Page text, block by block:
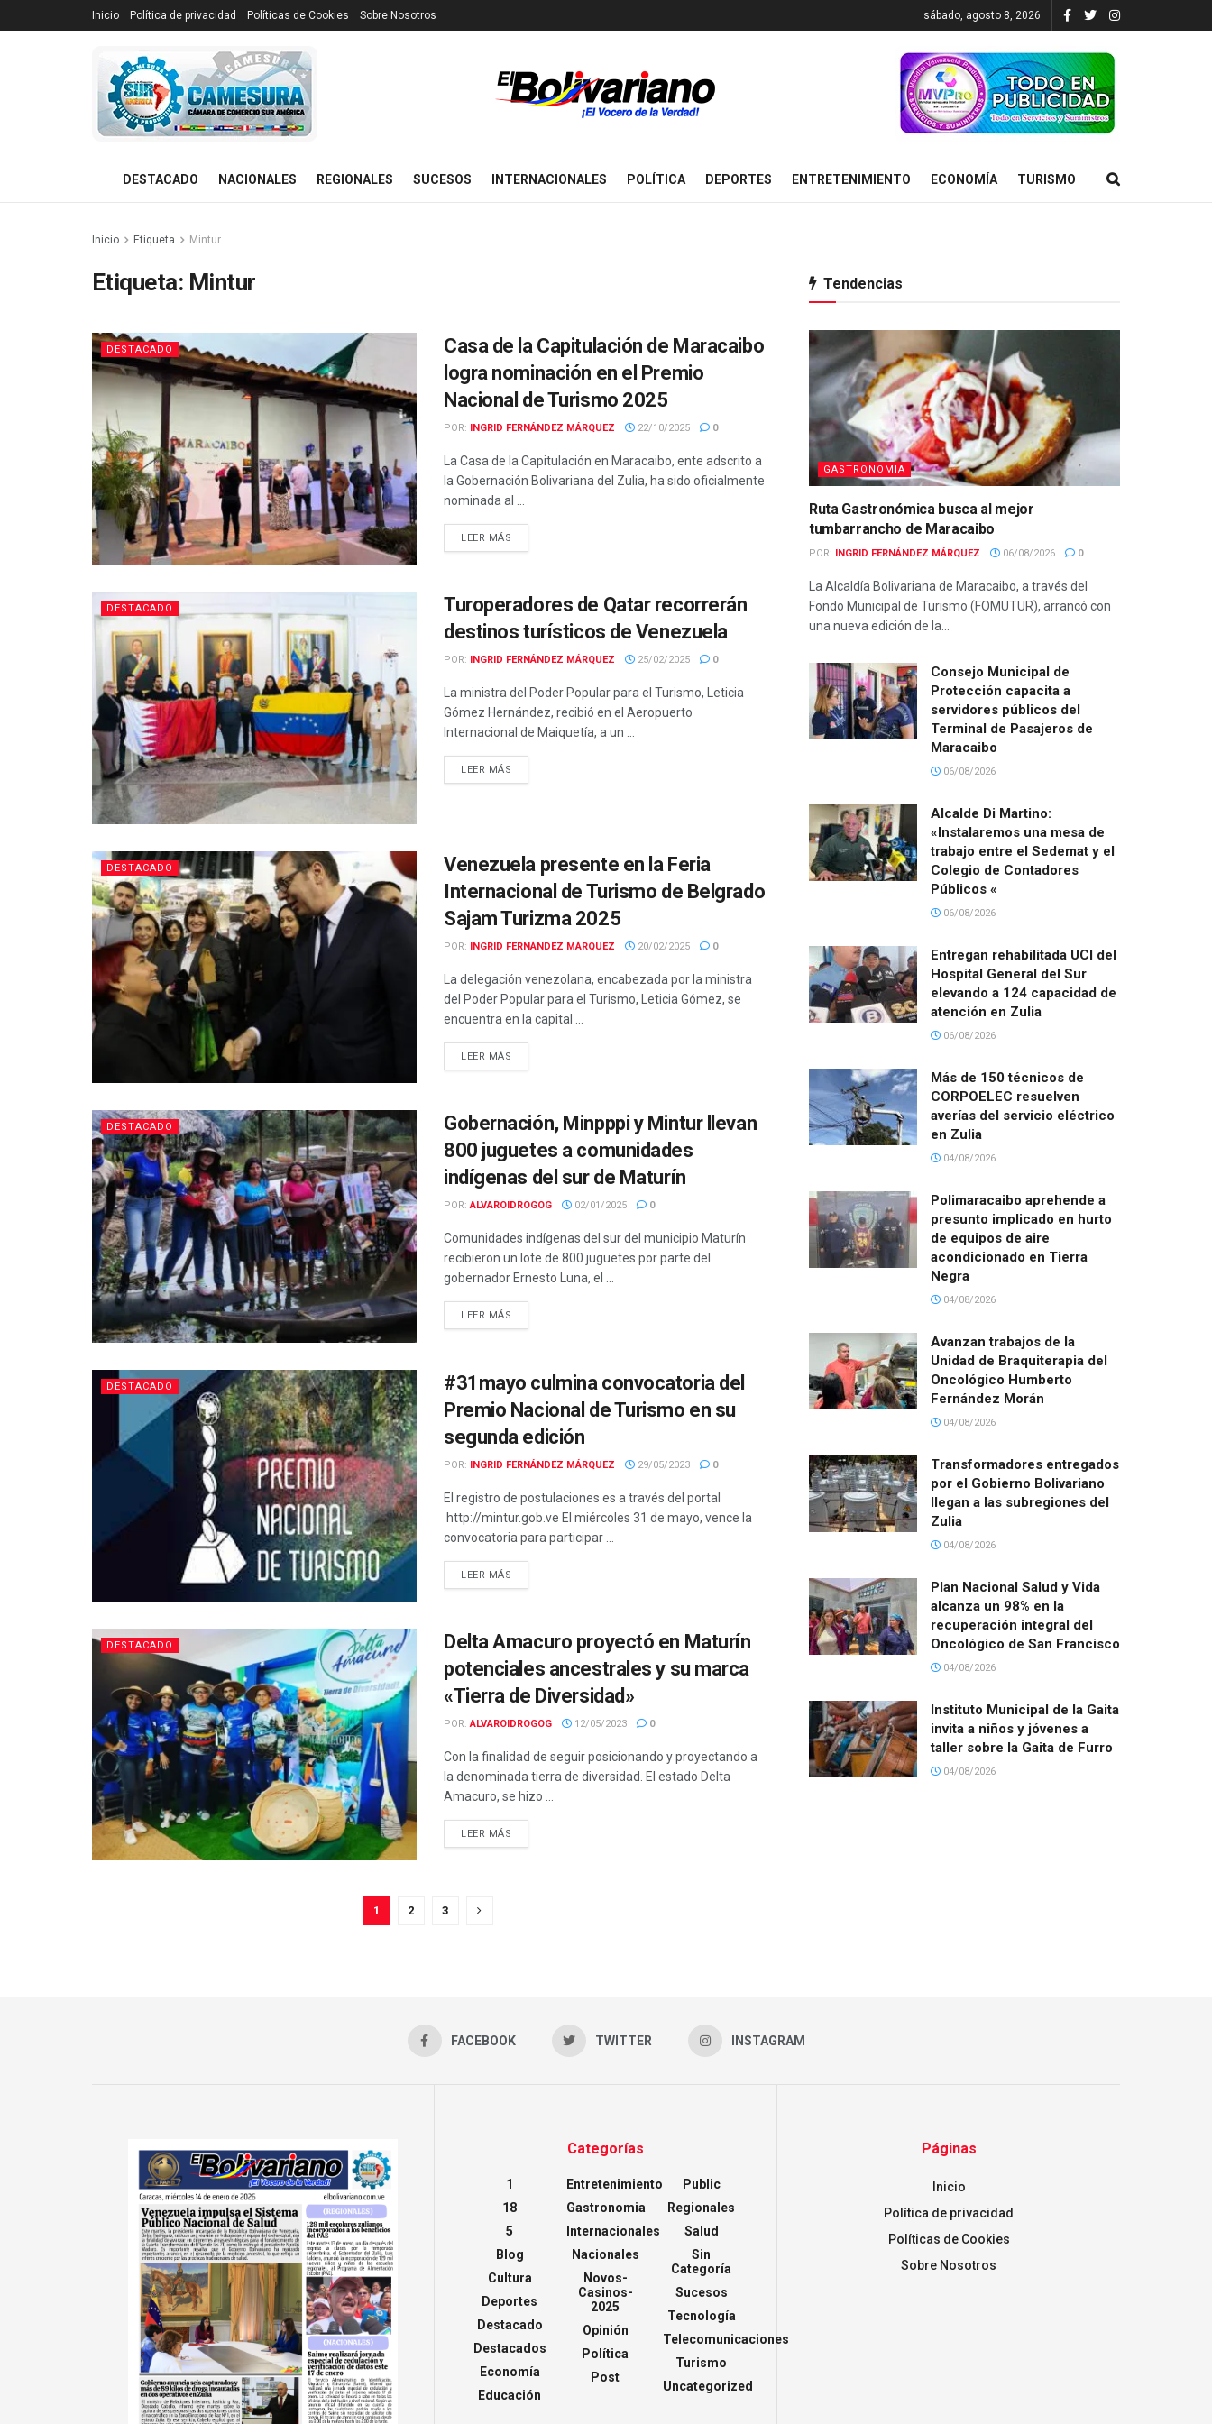
Inicio Política de privacidad Políticas de Cookies Sobre Nosotros sábado, agosto 8, 2026
DESTACADO NACIONALES REGIONALES SUCESOS INTERNACIONALES POLÍTICA DEPORTES ENTRETENIMIENTO ECONOMÍA TURISMO
Inicio Etiqueta Mintur
Etiqueta: Mintur
DESTACADO
Casa de la Capitulación de Maracaibo
logra nominación en el Premio
Nacional de Turismo 2025
POR: INGRID FERNÁNDEZ MÁRQUEZ 22/10/2025 0
La Casa de la Capitulación en Maracaibo, ente adscrito a
la Gobernación Bolivariana del Zulia, ha sido oficialmente
nominada al ...
LEER MÁS
DESTACADO
Turoperadores de Qatar recorrerán
destinos turísticos de Venezuela
POR: INGRID FERNÁNDEZ MÁRQUEZ 25/02/2025 0
La ministra del Poder Popular para el Turismo, Leticia
Gómez Hernández, recibió en el Aeropuerto
Internacional de Maiquetía, a un ...
LEER MÁS
DESTACADO
Venezuela presente en la Feria
Internacional de Turismo de Belgrado
Sajam Turizma 2025
POR: INGRID FERNÁNDEZ MÁRQUEZ 20/02/2025 0
La delegación venezolana, encabezada por la ministra
del Poder Popular para el Turismo, Leticia Gómez, se
encuentra en la capital ...
LEER MÁS
DESTACADO
Gobernación, Minpppi y Mintur llevan
800 juguetes a comunidades
indígenas del sur de Maturín
POR:ALVAROIDROGOG 02/01/2025 0
Comunidades indígenas del sur del municipio Maturín
recibieron un lote de 800 juguetes por parte del
gobernador Ernesto Luna, el ...
LEER MÁS
DESTACADO
#31mayo culmina convocatoria del
Premio Nacional de Turismo en su
segunda edición
POR: INGRID FERNÁNDEZ MÁRQUEZ 29/05/2023 0
El registro de postulaciones es a través del portal
http://mintur.gob.ve El miércoles 31 de mayo, vence la
convocatoria para participar ...
LEER MÁS
DESTACADO
Delta Amacuro proyectó en Maturín
potenciales ancestrales y su marca
«Tierra de Diversidad»
POR:ALVAROIDROGOG 12/05/2023 0
Con la finalidad de seguir posicionando y proyectando a
la denominada tierra de diversidad. El estado Delta
Amacuro, se hizo ...
LEER MÁS
1 2 3
Tendencias
GASTRONOMIA
Ruta Gastronómica busca al mejor
tumbarrancho de Maracaibo
POR: INGRID FERNÁNDEZ MÁRQUEZ 06/08/2026 0
La Alcaldía Bolivariana de Maracaibo, a través del
Fondo Municipal de Turismo (FOMUTUR), arrancó con
una nueva edición de la...
Consejo Municipal de
Protección capacita a
servidores públicos del
Terminal de Pasajeros de
Maracaibo
06/08/2026
Alcalde Di Martino:
«Instalaremos una mesa de
trabajo entre el Sedemat y el
Colegio de Contadores
Públicos «
06/08/2026
Entregan rehabilitada UCI del
Hospital General del Sur
elevando a 124 capacidad de
atención en Zulia
06/08/2026
Más de 150 técnicos de
CORPOELEC resuelven
averías del servicio eléctrico
en Zulia
04/08/2026
Polimaracaibo aprehende a
presunto implicado en hurto
de equipos de aire
acondicionado en Tierra
Negra
04/08/2026
Avanzan trabajos de la
Unidad de Braquiterapia del
Oncológico Humberto
Fernández Morán
04/08/2026
Transformadores entregados
por el Gobierno Bolivariano
llegan a las subregiones del
Zulia
04/08/2026
Plan Nacional Salud y Vida
alcanza un 98% en la
recuperación integral del
Oncológico de San Francisco
04/08/2026
Instituto Municipal de la Gaita
invita a niños y jóvenes a
taller sobre la Gaita de Furro
04/08/2026
FACEBOOK TWITTER INSTAGRAM
Categorías
1
18
5
Blog
Cultura
Deportes
Destacado
Destacados
Economía
Educación
Entretenimiento
Gastronomia
Internacionales
Nacionales
Novos-
Casinos-
2025
Opinión
Política
Post
Public
Regionales
Salud
Sin
Categoría
Sucesos
Tecnología
Telecomunicaciones
Turismo
Uncategorized
Páginas
Inicio
Política de privacidad
Políticas de Cookies
Sobre Nosotros